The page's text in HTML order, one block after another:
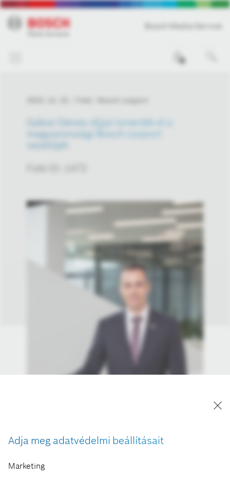
Adja meg adatvédelmi beállításait
Marketing
Gábor Dénes-díjjal ismerték el a
magyarországi Bosch csoport
vezetőjét